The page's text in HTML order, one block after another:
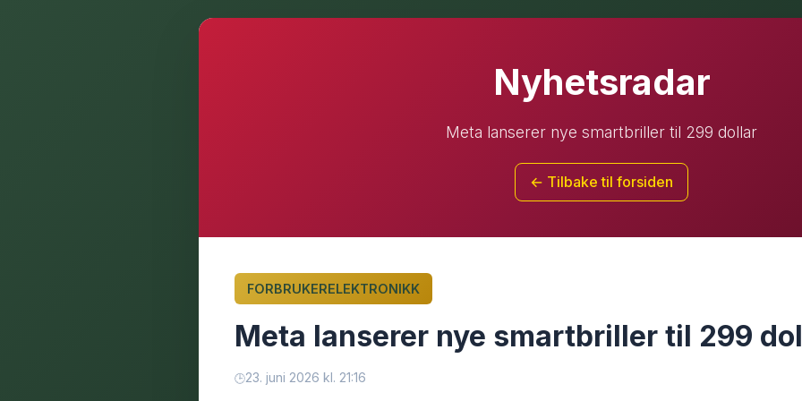
Nyhetsradar
Meta lanserer nye smartbriller til 299 dollar
← Tilbake til forsiden
FORBRUKERELEKTRONIKK
Meta lanserer nye smartbriller til 299
23. juni 2026 kl. 21:16